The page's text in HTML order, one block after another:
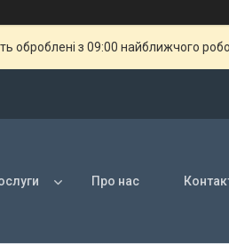
оброблені з 09:00 найближчого
Про нас